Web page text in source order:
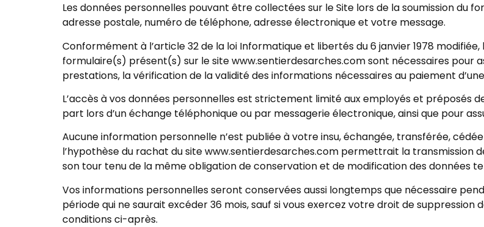
Les données personnelles pouvant être collectées sur le Site lors de la soumission du
adresse postale, numéro de téléphone, adresse électronique et votre message.
Conformément à l’article 32 de la loi Informatique et libertés du 6 janvier 1978
formulaire(s) présent(s) sur le site www.sentierdesarches.com sont nécessaires pour
prestations, la vérification de la validité des informations nécessaires au paiement
L’accès à vos données personnelles est strictement limité aux employés et
part lors d’un échange téléphonique ou par messagerie électronique, ainsi que pour
Aucune information personnelle n’est publiée à votre insu, échangée, transférée,
l’hypothèse du rachat du site www.sentierdesarches.com permettrait la transmission
son tour tenu de la même obligation de conservation et de modification des données
Vos informations personnelles seront conservées aussi longtemps que nécessaire
période qui ne saurait excéder 36 mois, sauf si vous exercez votre droit de
conditions ci-après.